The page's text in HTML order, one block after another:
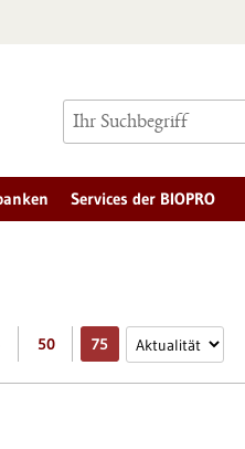
Services der BIOPRO
50 75